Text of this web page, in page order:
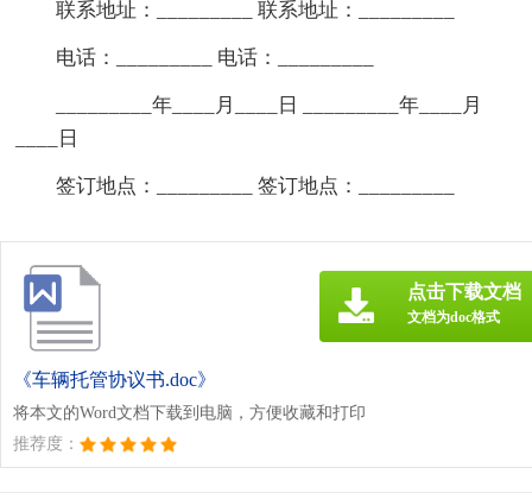
联系地址：_________ 联系地址：_________
电话：_________ 电话：_________
_________年____月____日 _________年____月
____日
签订地点：_________ 签订地点：_________
《车辆托管协议书.doc》
将本文的Word文档下载到电脑，方便收藏和打印
推荐度：
点击下载文档
文档为doc格式